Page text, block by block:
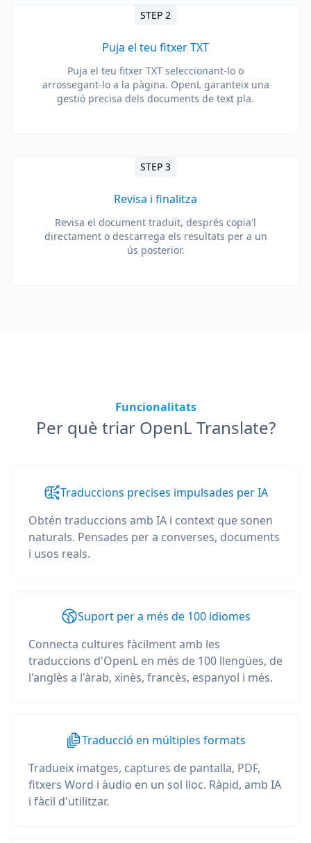
STEP 2
Puja el teu fitxer TXT
Puja el teu fitxer TXT seleccionant-lo o
arrossegant-lo a la pàgina. OpenL garanteix una
gestió precisa dels documents de text pla.
STEP 3
Revisa i finalitza
Revisa el document traduït, després copia'l
directament o descarrega els resultats per a un
ús posterior.
Funcionalitats
Per què triar OpenL Translate?
Traduccions precises impulsades per IA
Obtén traduccions amb IA i context que sonen
naturals. Pensades per a converses, documents
i usos reals.
Suport per a més de 100 idiomes
Connecta cultures fàcilment amb les
traduccions d'OpenL en més de 100 llengües, de
l'anglès a l'àrab, xinès, francès, espanyol i més.
Traducció en múltiples formats
Tradueix imatges, captures de pantalla, PDF,
fitxers Word i àudio en un sol lloc. Ràpid, amb IA
i fàcil d'utilitzar.